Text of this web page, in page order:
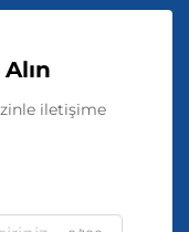
iletişime